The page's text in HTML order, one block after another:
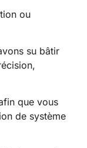
ou
su bâtir
que vous
de système